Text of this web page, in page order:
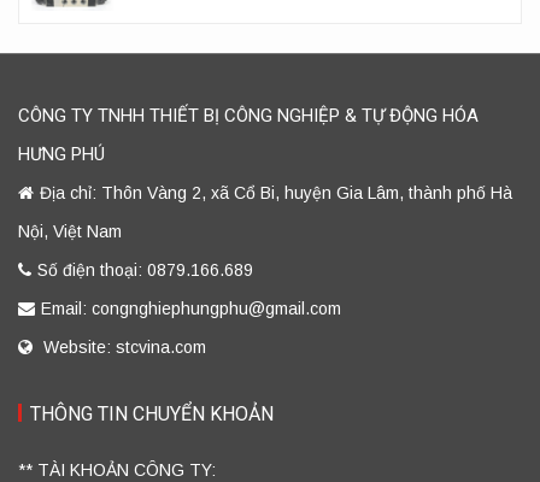
CÔNG TY TNHH THIẾT BỊ CÔNG NGHIỆP & TỰ ĐỘNG HÓA
HƯNG PHÚ
Địa chỉ: Thôn Vàng 2, xã Cổ Bi, huyện Gia Lâm, thành phố Hà
Nội, Việt Nam
Số điện thoại: 0879.166.689
Email: congnghiephungphu@gmail.com
Website: stcvina.com
THÔNG TIN CHUYỂN KHOẢN
** TÀI KHOẢN CÔNG TY: